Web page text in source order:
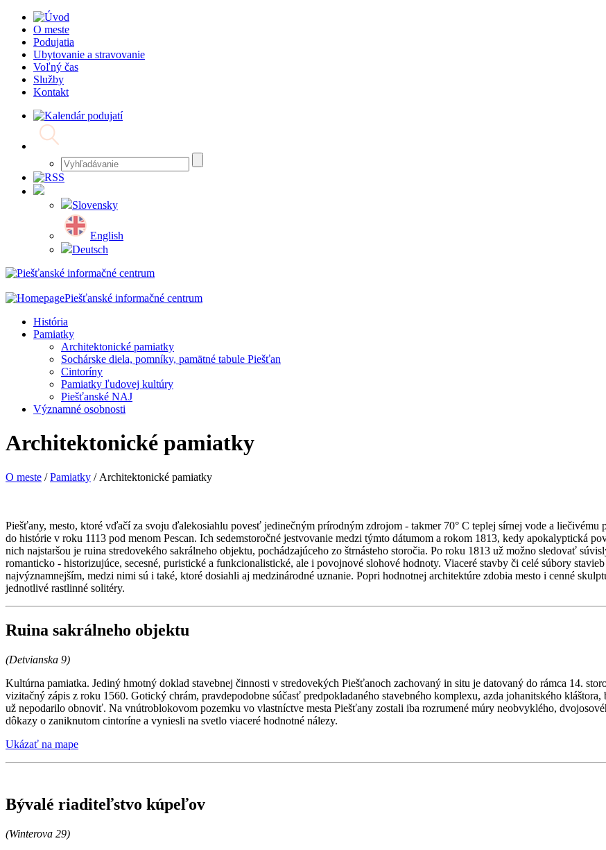
O meste
Podujatia
Ubytovanie a stravovanie
Voľný čas
Služby
Kontakt
Slovensky
English
Deutsch
Piešťanské informačné centrum
História
Pamiatky
Architektonické pamiatky
Sochárske diela, pomníky, pamätné tabule Piešťan
Cintoríny
Pamiatky ľudovej kultúry
Piešťanské NAJ
Významné osobnosti
Architektonické pamiatky
O meste /Pamiatky / Architektonické pamiatky
Piešťany, mesto, ktoré vďačí za svoju ďalekosiahlu povesť jedinečným prírodným zdrojom - takmer 70° C teplej sírnej vode a
do histórie v roku 1113 pod menom Pescan. Ich sedemstoročné jestvovanie medzi týmto dátumom a rokom 1813, kedy apokalyptická
nich najstaršou je ruina stredovekého sakrálneho objektu, pochádzajúceho zo štrnásteho storočia. Po roku 1813 už možno sledovať
romanticko - historizujúce, secesné, puristické a funkcionalistické, ale i povojnové slohové hodnoty. Viaceré stavby či celé súbory
najvýznamnejším, medzi nimi sú i také, ktoré dosiahli aj medzinárodné uznanie. Popri hodnotnej architektúre zdobia mesto i cenné
jednotlivé rastlinné solitéry.
Ruina sakrálneho objektu
(Detvianska 9)
Kultúrna pamiatka. Jediný hmotný doklad stavebnej činnosti v stredovekých Piešťanoch zachovaný in situ je datovaný do rámca 14.
vizitačný zápis z roku 1560. Gotický chrám, pravdepodobne súčasť predpokladaného stavebného komplexu, azda johanitského
už nepodarilo obnoviť. Na vnútroblokovom pozemku vo vlastníctve mesta Piešťany zostali iba rozrumené múry neobvyklého,
dôkazy o zaniknutom cintoríne a vyniesli na svetlo viaceré hodnotné nálezy.
Ukázať na mape
Bývalé riaditeľstvo kúpeľov
(Winterova 29)